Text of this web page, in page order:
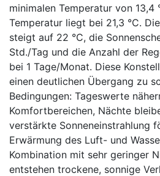
minimalen Temperatur von 13,4
Temperatur liegt bei 21,3 °C.
steigt auf 22 °C, die
Std./Tag und die Anzahl der
bei 1 Tage/Monat. Diese
einen deutlichen Übergang zu
Bedingungen: Tageswerte
Komfortbereichen, Nächte
verstärkte Sonneneinstrahlung
Erwärmung des Luft- und
Kombination mit sehr geringer
entstehen trockene, sonnige